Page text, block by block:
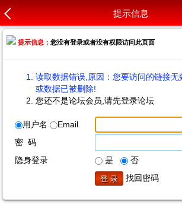
提示信息
提示信息：您没有登录或者没有权限访问此页面
读取数据错误,原因：您要访问的链接无
或数据已被删除!
您还不是论坛会员,请先登录论坛
用户名
Email
密 码
隐身登录
是
否
找回密码